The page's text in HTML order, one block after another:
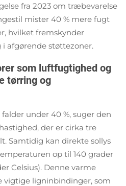
fra 2023 om træbevarelse
mister 40 % mere fugt
hvilket fremskynder
afgørende støttezoner.
som luftfugtighed og
tørring og
under 40 %, suger den
der er cirka tre
Samtidig kan direkte sollys
op til 140 grader
Celsius). Denne varme
vigtige ligninbindinger, som